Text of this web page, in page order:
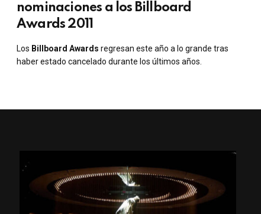
nominaciones a los Billboard
Awards 2011
Los Billboard Awards regresan este año a lo grande tras
haber estado cancelado durante los últimos años.